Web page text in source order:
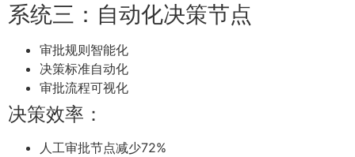
系统三：自动化决策节点
审批规则智能化
决策标准自动化
审批流程可视化
决策效率：
人工审批节点减少72%